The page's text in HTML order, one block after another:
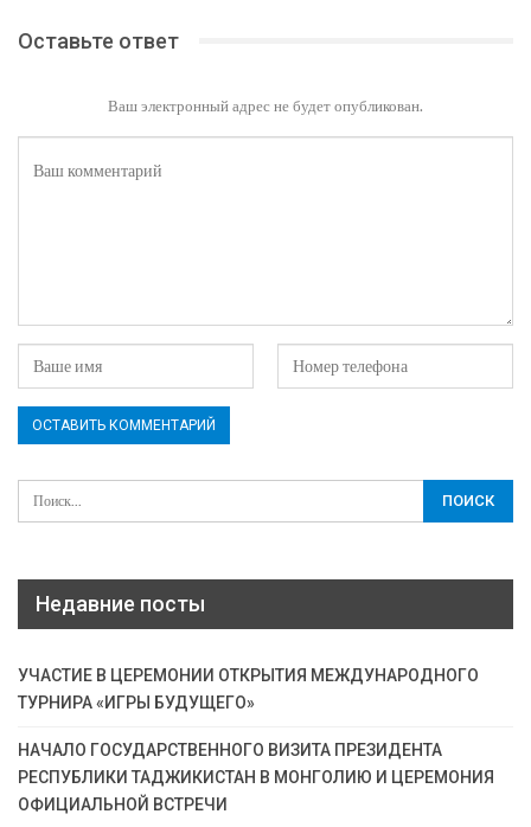
Оставьте ответ
Ваш электронный адрес не будет опубликован.
Недавние посты
УЧАСТИЕ В ЦЕРЕМОНИИ ОТКРЫТИЯ МЕЖДУНАРОДНОГО
ТУРНИРА «ИГРЫ БУДУЩЕГО»
НАЧАЛО ГОСУДАРСТВЕННОГО ВИЗИТА ПРЕЗИДЕНТА
РЕСПУБЛИКИ ТАДЖИКИСТАН В МОНГОЛИЮ И ЦЕРЕМОНИЯ
ОФИЦИАЛЬНОЙ ВСТРЕЧИ